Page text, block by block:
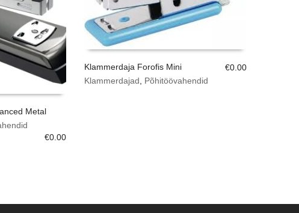
Metal
€0.00
Klammerdaja Forofis Mini
Klammerdajad
Põhitöövahendid
€0.00